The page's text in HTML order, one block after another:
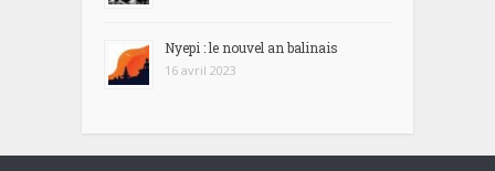
Nyepi : le nouvel an balinais
16 avril 2023